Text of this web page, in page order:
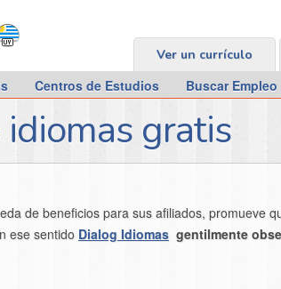
Ver un currículo
Centros de Estudios Buscar Empleo
gratis
de beneficios para sus afiliados, promueve
ese sentido Dialog Idiomas gentilmente